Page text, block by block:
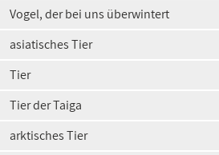
Vogel, der bei uns überwintert
asiatisches Tier
Tier
Tier der Taiga
arktisches Tier